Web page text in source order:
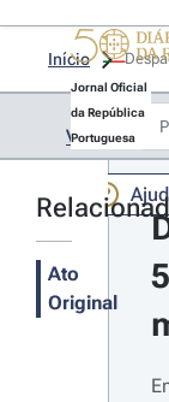
Jornal Oficial
da República
Portuguesa
Início
Voltar
Ato
Original